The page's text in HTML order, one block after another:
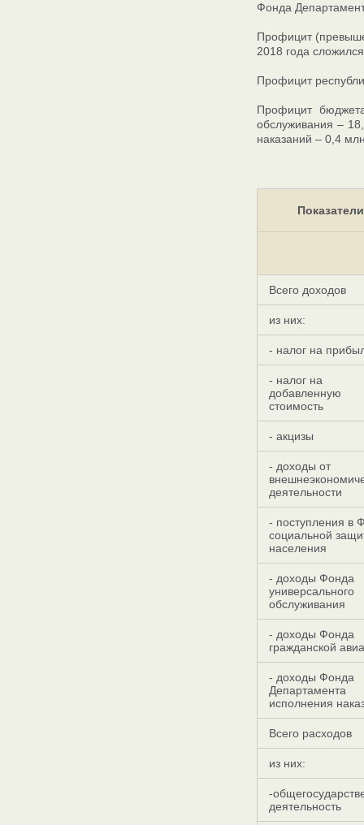
Фонда
Профицит
2018 года
Профицит
Профицит
обслуживания –
наказаний – 0,4
Показатели
Всего доходов
из них:
- налог на
- налог на
добавленную
стоимость
- акцизы
- доходы от
деятельности
- поступления в
социальной
населения
- доходы Фонда
универсального
обслуживания
- доходы Фонда
гражданской
- доходы Фонда
Департамента
исполнения
Всего расходов
из них:
-
деятельность